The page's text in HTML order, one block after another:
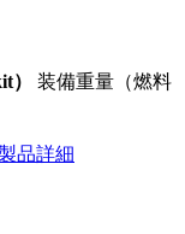
） 装備重量（燃料
品詳細